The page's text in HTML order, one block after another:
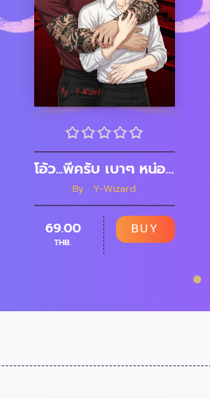
โอ้ว...พี่ครับ เบาๆ หน่อย
By : Y-Wizard
69.00
THB.
BUY